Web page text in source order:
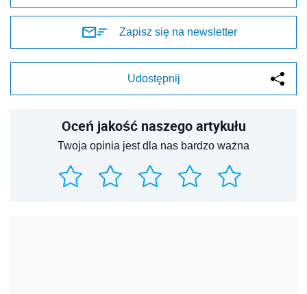
Zapisz się na newsletter
Udostępnij
Oceń jakość naszego artykułu
Twoja opinia jest dla nas bardzo ważna